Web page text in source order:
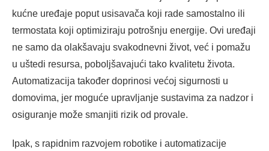
kućne uređaje poput usisavača koji rade samostalno ili
termostata koji optimiziraju potrošnju energije. Ovi uređaji
ne samo da olakšavaju svakodnevni život, već i pomažu
u uštedi resursa, poboljšavajući tako kvalitetu života.
Automatizacija također doprinosi većoj sigurnosti u
domovima, jer moguće upravljanje sustavima za nadzor i
osiguranje može smanjiti rizik od provale.
Ipak, s rapidnim razvojem robotike i automatizacije